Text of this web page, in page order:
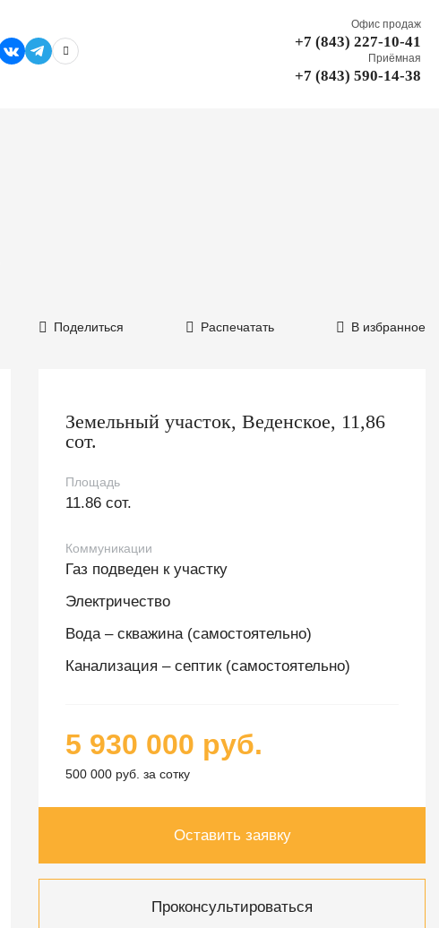
Офис продаж
+7 (843) 227-10-41
Приёмная
+7 (843) 590-14-38
Поделиться Распечатать В избранное
Земельный участок, Веденское, 11,86
сот.
Площадь
11.86 сот.
Коммуникации
Газ подведен к участку
Электричество
Вода – скважина (самостоятельно)
Канализация – септик (самостоятельно)
5 930 000 руб.
500 000 руб. за сотку
Оставить заявку
Проконсультироваться